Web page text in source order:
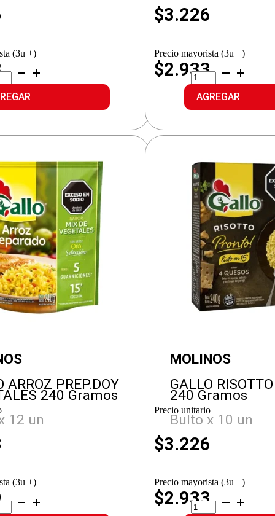
(3u +)
$3.226
Precio mayorista (3u +)
$2.933
GALLO
RISOTTO
PRIMAVERA
cantidad
AGREGAR
ARROZ PREP.DOY
240 Gramos
12 un
(3u +)
MOLINOS
GALLO
240 Gramos
Bulto x 10 un
Precio unitario
$3.226
Precio mayorista (3u +)
$2.933
GALLO
RISOTTO